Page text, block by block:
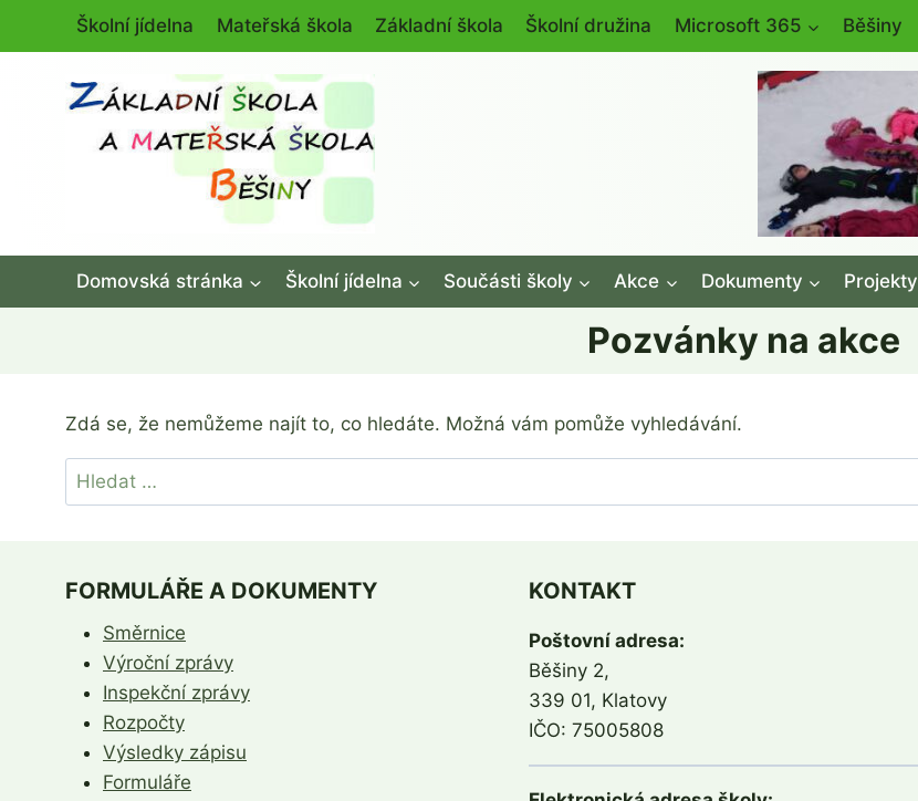
Přeskočit
Školní jídelna Mateřská škola Základní škola Školní družina Microsoft 365 Běšiny
Domovská stránka Školní jídelna Součásti školy Akce Dokumenty Projekty
Pozvánky na akce
Zdá se, že nemůžeme najít to, co hledáte. Možná vám pomůže vyhledávání.
Vyhledávání
FORMULÁŘE A DOKUMENTY
Směrnice
Výroční zprávy
Inspekční zprávy
Rozpočty
Výsledky zápisu
Formuláře
KONTAKT
Poštovní adresa:
Běšiny 2,
339 01, Klatovy
IČO: 75005808